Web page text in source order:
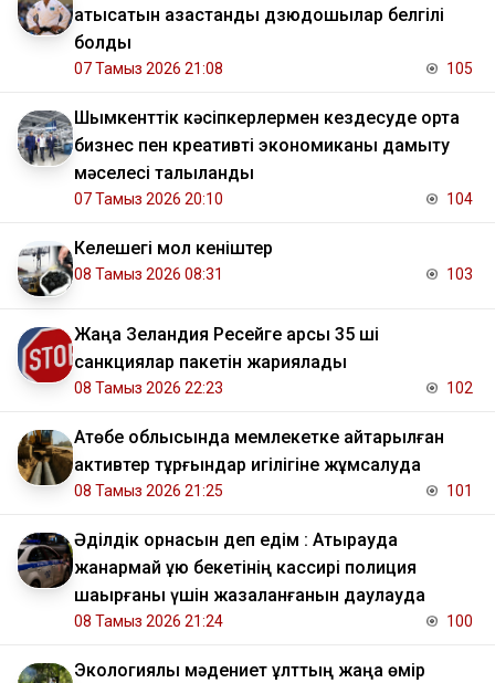
қатысатын қазақстандық дзюдошылар белгілі
болды
07 Тамыз 2026 21:08 105
Шымкенттік кәсіпкерлермен кездесуде орта
бизнес пен креативті экономиканы дамыту
мәселесі талқыланды
07 Тамыз 2026 20:10 104
Келешегі мол кеніштер
08 Тамыз 2026 08:31 103
Жаңа Зеландия Ресейге қарсы 35 ші
санкциялар пакетін жариялады
08 Тамыз 2026 22:23 102
​Ақтөбе облысында мемлекетке қайтарылған
активтер тұрғындар игілігіне жұмсалуда
08 Тамыз 2026 21:25 101
Әділдік орнасын деп едім : Атырауда
жанармай құю бекетінің кассирі полиция
шақырғаны үшін жазаланғанын даулауда
08 Тамыз 2026 21:24 100
Экологиялық мәдениет ұлттың жаңа өмір